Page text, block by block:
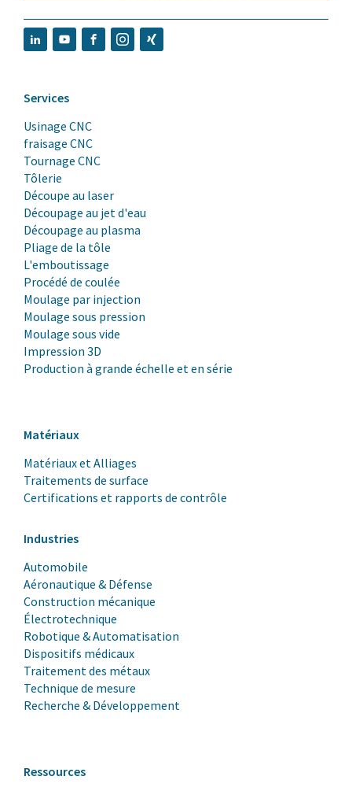
Services
Usinage CNC
fraisage CNC
Tournage CNC
Tôlerie
Découpe au laser
Découpage au jet d'eau
Découpage au plasma
Pliage de la tôle
L'emboutissage
Procédé de coulée
Moulage par injection
Moulage sous pression
Moulage sous vide
Impression 3D
Production à grande échelle et en série
Matériaux
Matériaux et Alliages
Traitements de surface
Certifications et rapports de contrôle
Industries
Automobile
Aéronautique & Défense
Construction mécanique
Électrotechnique
Robotique & Automatisation
Dispositifs médicaux
Traitement des métaux
Technique de mesure
Recherche & Développement
Ressources